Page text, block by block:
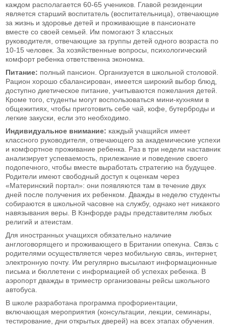
каждом располагается 60-65 учеников. Главой резиденции
является старший воспитатель (воспитательница), отвечающие
за жизнь и здоровье детей и проживающие в пансионате
вместе со своей семьей. Им помогают 3 классных
руководителя, отвечающие за группы детей одного возраста по
10-15 человек. За хозяйственные вопросы, психологический
комфорт ребенка ответственна экономка.
Питание: полный пансион. Организуется в школьной столовой.
Рацион хорошо сбалансирован, имеется широкий выбор блюд,
доступно диетическое питание, учитываются пожелания детей.
Кроме того, студенты могут воспользоваться мини-кухнями в
общежитиях, чтобы приготовить себе чай, кофе, бутерброды и
легкие закуски, если это необходимо.
Индивидуальное внимание: каждый учащийся имеет
классного руководителя, отвечающего за академические успехи
и комфортное проживание ребенка. Раз в три недели наставник
анализирует успеваемость, прилежание и поведение своего
подопечного, чтобы вместе выработать стратегию на будущее.
Родители имеют свободный доступ к оценкам через
«Материнский портал»: они появляются там в течение двух
дней после получения их ребенком. Дважды в неделю студенты
собираются в школьной часовне на службу, однако нет никакого
навязывания веры. В Кэнфорде рады представителям любых
религий и атеистам.
Для иностранных учащихся обязательно наличие
англоговорящего и проживающего в Британии опекуна. Связь с
родителями осуществляется через мобильную связь, интернет,
электронную почту. Им регулярно высылают информационные
письма и бюллетени с информацией об успехах ребенка. В
аэропорт дважды в триместр организованы рейсы школьного
автобуса.
В школе разработана программа профориентации,
включающая мероприятия (консультации, лекции, семинары,
тестирование, дни открытых дверей) на всех этапах обучения.